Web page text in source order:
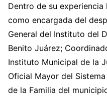
Dentro de su experiencia
como encargada del
General del Instituto del
Benito Juárez;
Instituto Municipal de la
Oficial Mayor del
de la Familia del